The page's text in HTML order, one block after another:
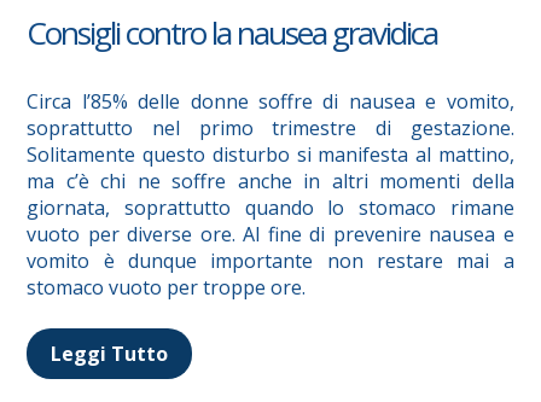
Consigli contro la nausea gravidica
Circa l’85% delle donne soffre di nausea e vomito,
soprattutto nel primo trimestre di gestazione.
Solitamente questo disturbo si manifesta al mattino,
ma c’è chi ne soffre anche in altri momenti della
giornata, soprattutto quando lo stomaco rimane
vuoto per diverse ore. Al fine di prevenire nausea e
vomito è dunque importante non restare mai a
stomaco vuoto per troppe ore.
Leggi Tutto